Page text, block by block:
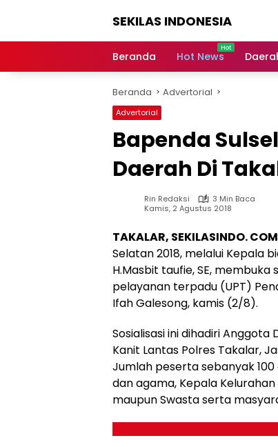
SEKILAS INDONESIA
Terkini,
Latest
World,
Headlines,
News
Beranda Hot News
Beranda Advertorial
Advertorial
Bapenda
Daerah Di
Rin Redaksi
3 Min Baca
Kamis, 2 Agustus 2018
TAKALAR, SEKILASINDO.
Selatan 2018, melalui Kepala
H.Masbit taufie, SE,
pelayanan terpadu (UPT)
Ifah Galesong, kamis (2/8).
Sosialisasi ini dihadiri Anggota
Kanit Lantas Polres Takalar,
Jumlah peserta sebanyak
dan agama, Kepala
maupun Swasta serta